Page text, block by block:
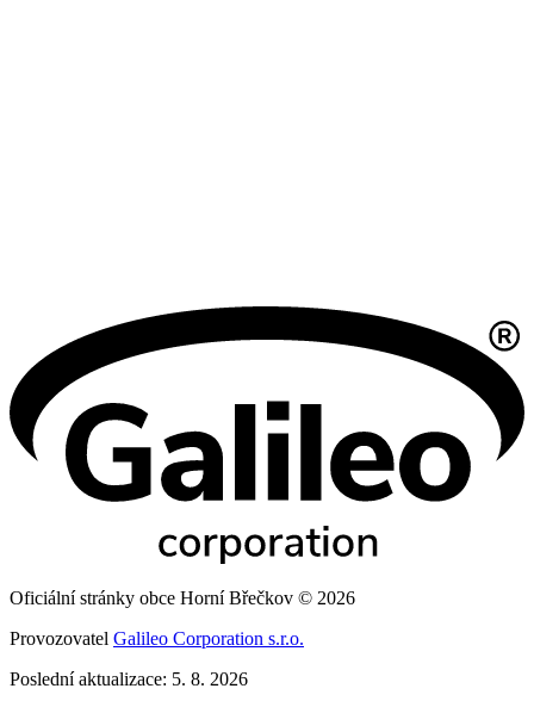
Oficiální stránky obce Horní Břečkov © 2026
Provozovatel Galileo Corporation s.r.o.
Poslední aktualizace: 5. 8. 2026